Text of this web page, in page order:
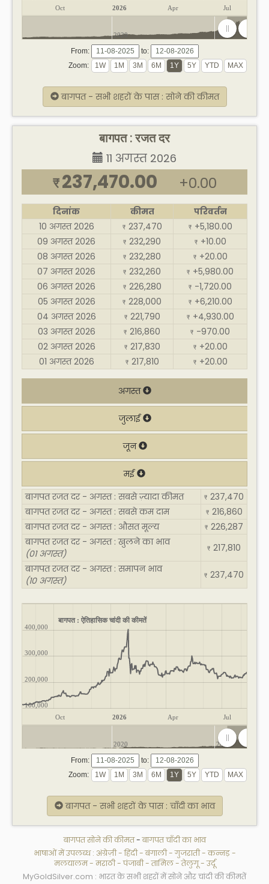
Oct 2026 Apr Jul
2020 2025
From:
to:
Zoom:
बागपत - सभी शहरों के पास : सोने की कीमत
बागपत : रजत दर
11 अगस्त 2026
₹ 237,470.00 +0.00
दिनांक कीमत
परिवर्तन
10 अगस्त 2026
₹ 237,470 ₹ +5,180.00
09 अगस्त 2026
₹ 232,290 ₹ +10.00
08 अगस्त 2026
₹ 232,280 ₹ +20.00
07 अगस्त 2026
₹ 232,260 ₹ +5,980.00
06 अगस्त 2026
₹ 226,280 ₹ -1,720.00
05 अगस्त 2026
₹ 228,000 ₹ +6,210.00
04 अगस्त 2026
₹ 221,790 ₹ +4,930.00
03 अगस्त 2026
₹ 216,860 ₹ -970.00
02 अगस्त 2026
₹ 217,830 ₹ +20.00
01 अगस्त 2026
₹ 217,810 ₹ +20.00
अगस्त
जुलाई
जून
मई
बागपत रजत दर - अगस्त : सबसे ज़्यादा कीमत
₹ 237,470
बागपत रजत दर - अगस्त : सबसे कम दाम
₹ 216,860
बागपत रजत दर - अगस्त : औसत मूल्य
₹ 226,287
बागपत रजत दर - अगस्त : खुलने का भाव
(01 अगस्त)
₹ 217,810
बागपत रजत दर - अगस्त : समापन भाव
(10 अगस्त)
₹ 237,470
बागपत : ऐतिहासिक चांदी की कीमतें
Oct 2026 Apr Jul
100,000
200,000
300,000
400,000
2020 2025
From:
to:
Zoom:
बागपत - सभी शहरों के पास : चाँदी का भाव
बागपत सोने की कीमत-बागपत चाँदी का भाव
भाषाओं में उपलब्ध : अंग्रेज़ी-हिंदी-बंगाली-गुजराती-कन्नड़-
मलयालम- मराठी-पंजाबी-तामिल-तेलुगू-उर्दू
MyGoldSilver.com : भारत के सभी शहरों में सोने और चांदी की कीमतें